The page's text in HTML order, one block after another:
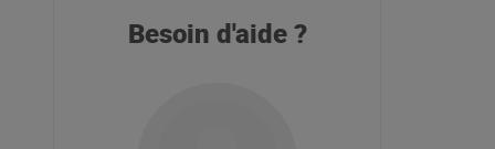
Besoin d'aide ?